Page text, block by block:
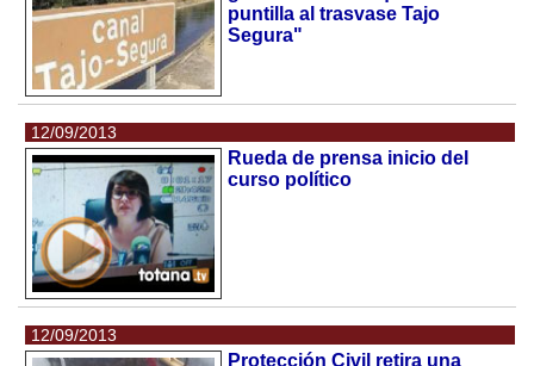
puntilla al trasvase Tajo
Segura"
12/09/2013
Rueda de prensa inicio del
curso político
12/09/2013
Protección Civil retira una